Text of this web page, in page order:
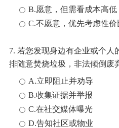
B.愿意，但需看成本高低
C.不愿意，优先考虑性价
7. 若您发现身边有企业或个人
排随意焚烧垃圾，非法倾倒废
A.立即阻止并劝导
B.收集证据并举报
C.在社交媒体曝光
D.告知社区或物业